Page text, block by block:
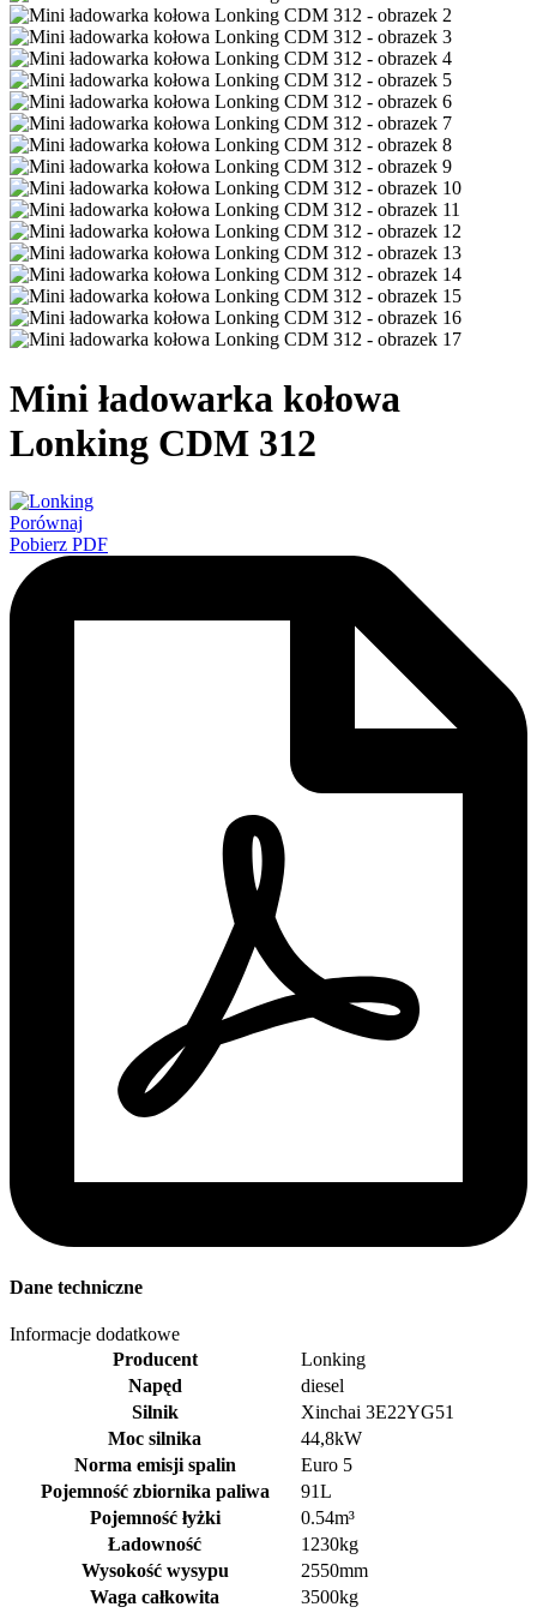
Mini ładowarka kołowa
Lonking CDM 312
Porównaj
Pobierz PDF
Dane techniczne
Informacje dodatkowe
Producent
Lonking
Napęd
diesel
Silnik
Xinchai 3E22YG51
Moc silnika
44,8kW
Norma emisji spalin
Euro 5
Pojemność zbiornika paliwa
91L
Pojemność łyżki
0.54m³
Ładowność
1230kg
Wysokość wysypu
2550mm
Waga całkowita
3500kg